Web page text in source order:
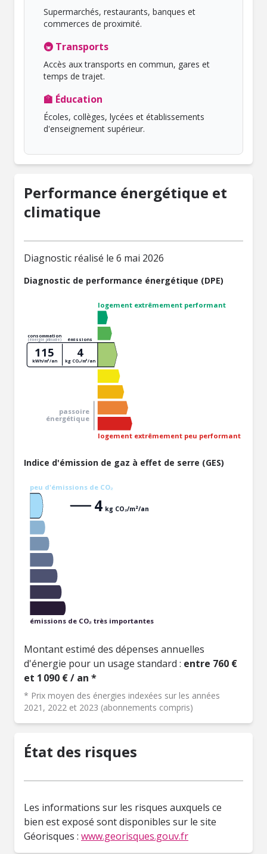
Supermarchés, restaurants, banques et
commerces de proximité.
🚇 Transports
Accès aux transports en commun, gares et
temps de trajet.
🏫 Éducation
Écoles, collèges, lycées et établissements
d'enseignement supérieur.
Performance énergétique et
climatique
Diagnostic réalisé le 6 mai 2026
Diagnostic de performance énergétique (DPE)
logement extrêmement performant
logement extrêmement peu performant
passoire
énergétique
consommation
(énergie primaire) émissions
115
kWh/m²/an
4
kg CO₂/m²/an
Indice d'émission de gaz à effet de serre (GES)
peu d'émissions de CO₂
émissions de CO₂ très importantes
4 kg CO₂/m²/an
Montant estimé des dépenses annuelles
d'énergie pour un usage standard : entre 760 €
et 1 090 € / an *
* Prix moyen des énergies indexées sur les années
2021, 2022 et 2023 (abonnements compris)
État des risques
Les informations sur les risques auxquels ce
bien est exposé sont disponibles sur le site
Géorisques : www.georisques.gouv.fr